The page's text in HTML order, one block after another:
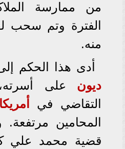
من ممارسة
الفترة وتم سحب
منه.
أدى هذا الحكم
ديون على
التقاضي في
أمريكا
المحامين
قضية محمد علي